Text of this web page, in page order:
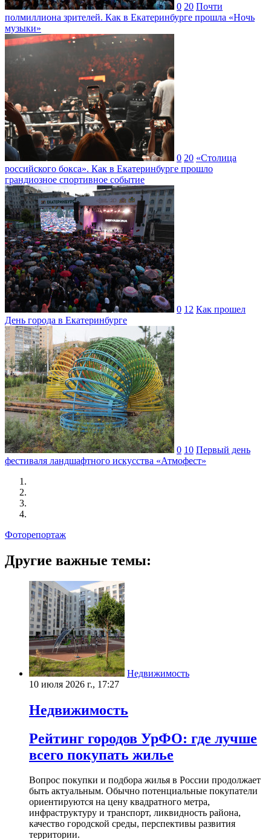
0 20 Почти
полмиллиона зрителей. Как в Екатеринбурге прошла «Ночь
музыки»
0 20 «Столица
российского бокса». Как в Екатеринбурге прошло
грандиозное спортивное событие
0 12 Как прошел
День города в Екатеринбурге
0 10 Первый день
фестиваля ландшафтного искусства «Атмофест»
Фоторепортаж
Другие важные темы:
Недвижимость
10 июля 2026 г., 17:27
Недвижимость
Рейтинг городов УрФО: где лучше
всего покупать жилье
Вопрос покупки и подбора жилья в России продолжает
быть актуальным. Обычно потенциальные покупатели
ориентируются на цену квадратного метра,
инфраструктуру и транспорт, ликвидность района,
качество городской среды, перспективы развития
территории.